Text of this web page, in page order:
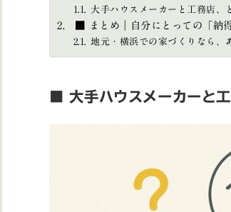
大手ハウスメーカーと工務店、
■ まとめ｜自分にとっての「納
地元・横浜での家づくりなら、
■ 大手ハウスメーカーと